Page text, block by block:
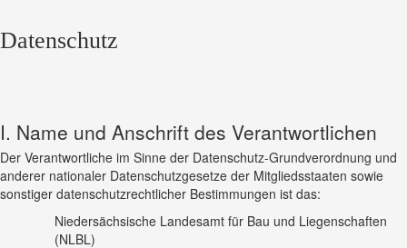
Datenschutz
I. Name und Anschrift des Verantwortlichen
Der Verantwortliche im Sinne der Datenschutz-Grundverordnung und
anderer nationaler Datenschutzgesetze der Mitgliedsstaaten sowie
sonstiger datenschutzrechtlicher Bestimmungen ist das:
Niedersächsische Landesamt für Bau und Liegenschaften
(NLBL)